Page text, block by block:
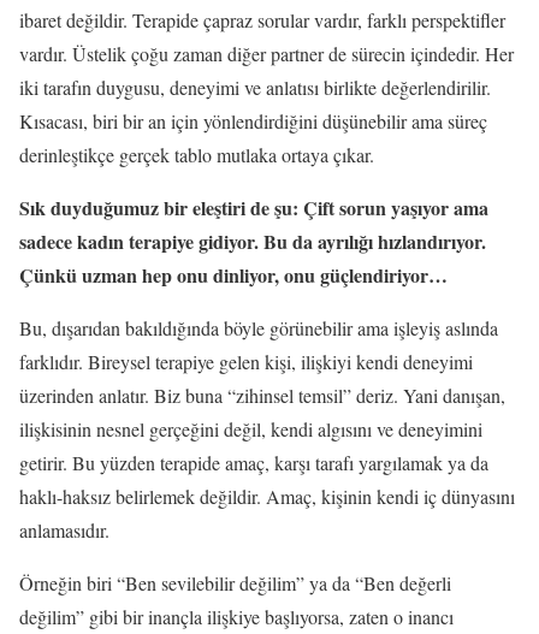
ibaret değildir. Terapide çapraz sorular vardır, farklı perspektifler
vardır. Üstelik çoğu zaman diğer partner de sürecin içindedir. Her
iki tarafın duygusu, deneyimi ve anlatısı birlikte değerlendirilir.
Kısacası, biri bir an için yönlendirdiğini düşünebilir ama süreç
derinleştikçe gerçek tablo mutlaka ortaya çıkar.
Sık duyduğumuz bir eleştiri de şu: Çift sorun yaşıyor ama
sadece kadın terapiye gidiyor. Bu da ayrılığı hızlandırıyor.
Çünkü uzman hep onu dinliyor, onu güçlendiriyor…
Bu, dışarıdan bakıldığında böyle görünebilir ama işleyiş aslında
farklıdır. Bireysel terapiye gelen kişi, ilişkiyi kendi deneyimi
üzerinden anlatır. Biz buna “zihinsel temsil” deriz. Yani danışan,
ilişkisinin nesnel gerçeğini değil, kendi algısını ve deneyimini
getirir. Bu yüzden terapide amaç, karşı tarafı yargılamak ya da
haklı-haksız belirlemek değildir. Amaç, kişinin kendi iç dünyasını
anlamasıdır.
Örneğin biri “Ben sevilebilir değilim” ya da “Ben değerli
değilim” gibi bir inançla ilişkiye başlıyorsa, zaten o inancı